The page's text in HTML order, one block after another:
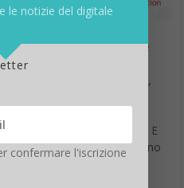
La reti delle
espandono,
complesse. E
alla rete sono
le notizie del digitale
confermare l'iscrizione